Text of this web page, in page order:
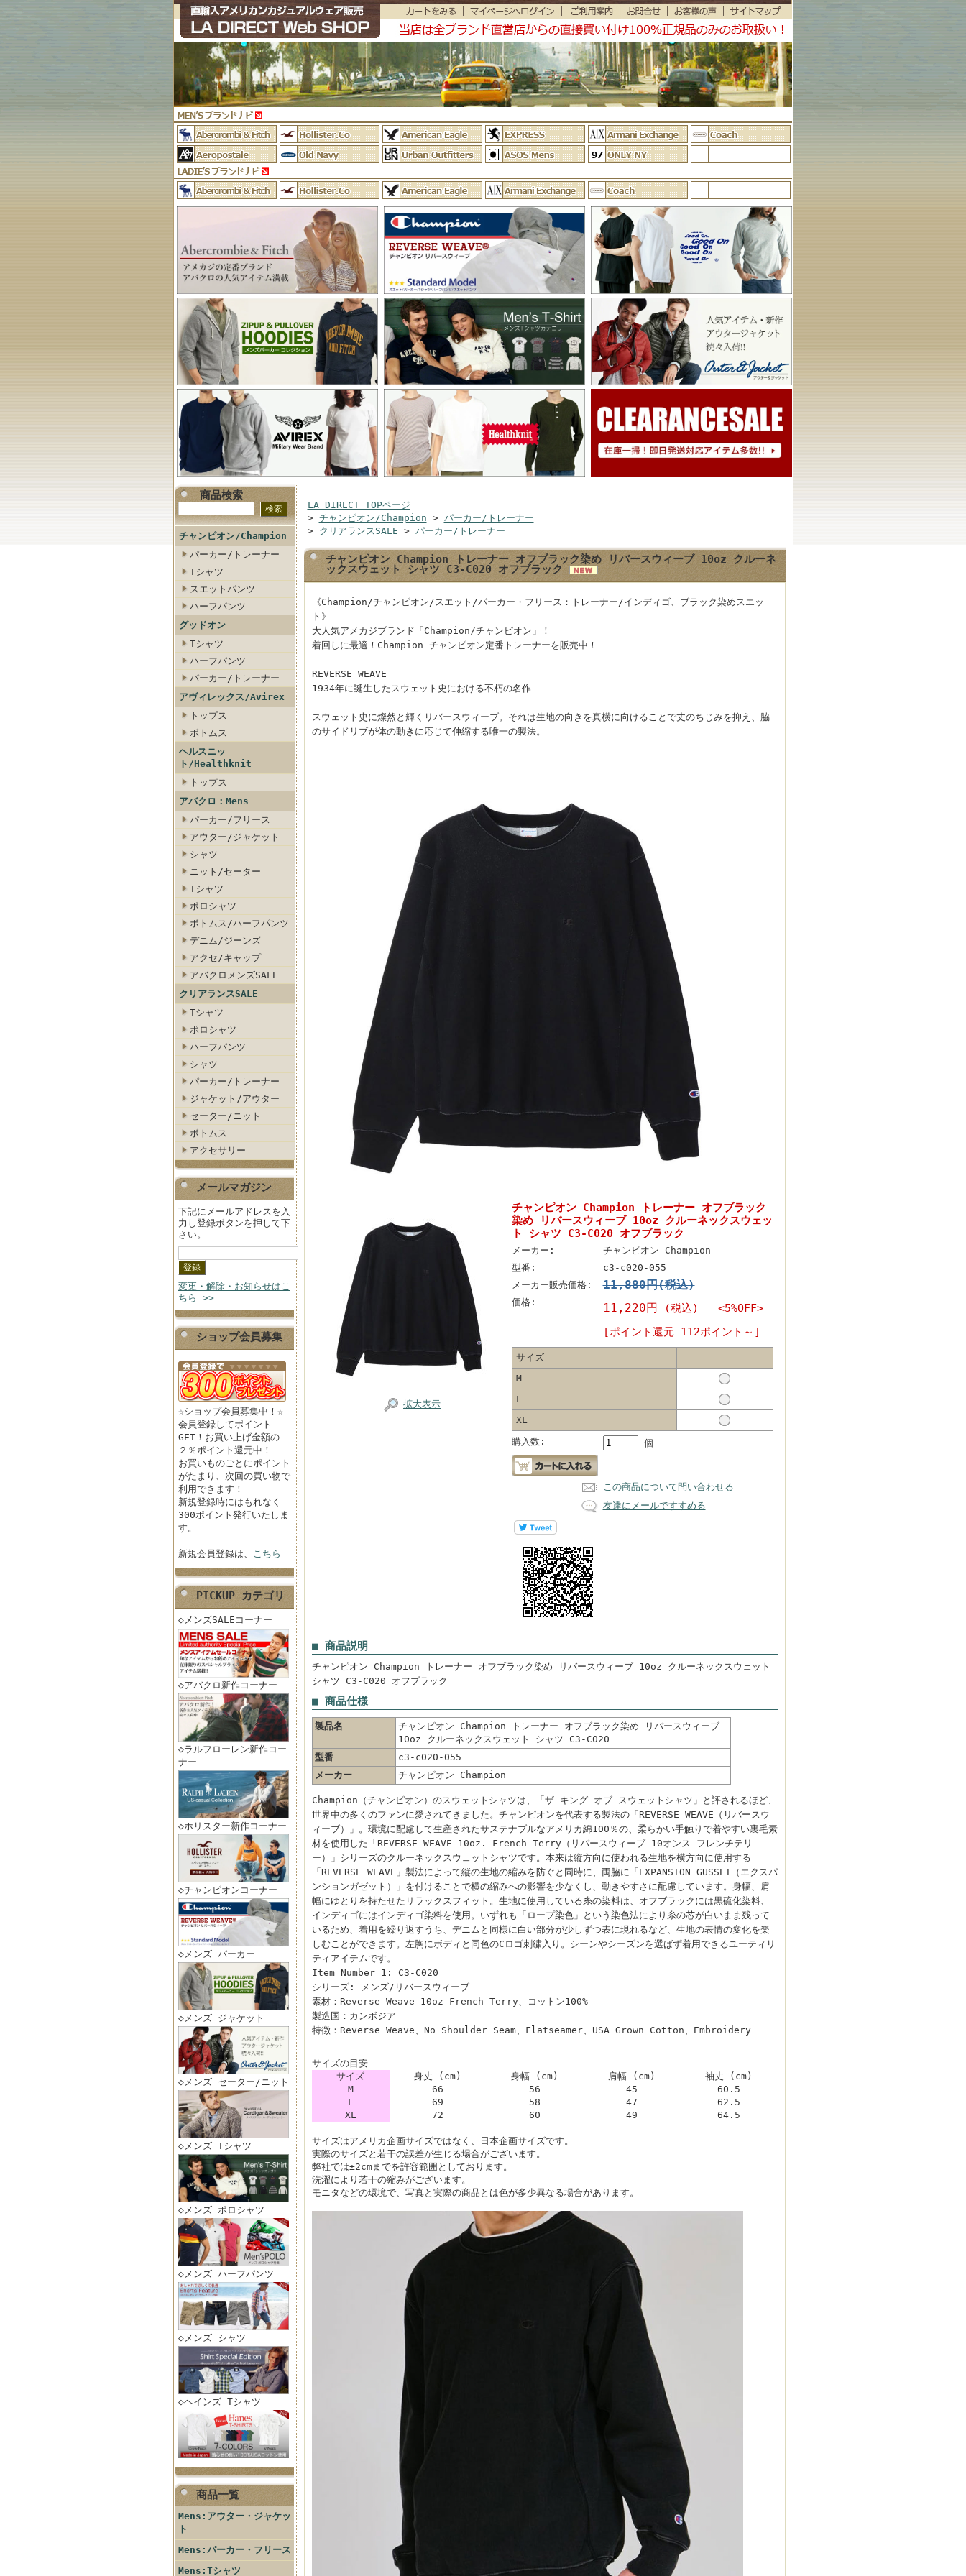
商品検索
チャンピオン/Champion
パーカー/トレーナー
Tシャツ
スエットパンツ
ハーフパンツ
グッドオン
Tシャツ
ハーフパンツ
パーカー/トレーナー
アヴィレックス/Avirex
トップス
ボトムス
ヘルスニッ
ト/Healthknit
トップス
アバクロ：Mens
パーカー/フリース
アウター/ジャケット
シャツ
ニット/セーター
Tシャツ
ポロシャツ
ボトムス/ハーフパンツ
デニム/ジーンズ
アクセ/キャップ
アバクロメンズSALE
クリアランスSALE
Tシャツ
ポロシャツ
ハーフパンツ
シャツ
パーカー/トレーナー
ジャケット/アウター
セーター/ニット
ボトムス
アクセサリー
メールマガジン
下記にメールアドレスを入
力し登録ボタンを押して下
さい。
変更・解除・お知らせはこ
ちら >>
ショップ会員募集
☆ショップ会員募集中！☆
会員登録してポイント
GET！お買い上げ金額の
２％ポイント還元中！
お買いものごとにポイント
がたまり、次回の買い物で
利用できます！
新規登録時にはもれなく
300ポイント発行いたしま
す。
新規会員登録は、 こちら
PICKUP カテゴリ
◇メンズSALEコーナー
◇アバクロ新作コーナー
◇ラルフローレン新作コー
ナー
◇ホリスター新作コーナー
◇チャンピオンコーナー
◇メンズ パーカー
◇メンズ ジャケット
◇メンズ セーター/ニット
◇メンズ Tシャツ
◇メンズ ポロシャツ
◇メンズ ハーフパンツ
◇メンズ シャツ
◇ヘインズ Tシャツ
商品一覧
Mens:アウター・ジャケッ
ト
Mens:パーカー・フリース
Mens:Tシャツ
LA DIRECT TOPページ
> チャンピオン/Champion > パーカー/トレーナー
> クリアランスSALE > パーカー/トレーナー
チャンピオン Champion トレーナー オフブラック染め リバースウィーブ 10oz クルーネ
ックスウェット シャツ C3-C020 オフブラック
《Champion/チャンピオン/スエット/パーカー・フリース：トレーナー/インディゴ、ブラック染めスエッ
ト》
大人気アメカジブランド「Champion/チャンピオン」！
着回しに最適！Champion チャンピオン定番トレーナーを販売中！
REVERSE WEAVE
1934年に誕生したスウェット史における不朽の名作
スウェット史に燦然と輝くリバースウィーブ。それは生地の向きを真横に向けることで丈のちじみを抑え、脇
のサイドリブが体の動きに応じて伸縮する唯一の製法。
拡大表示
チャンピオン Champion トレーナー オフブラック
染め リバースウィーブ 10oz クルーネックスウェッ
ト シャツ C3-C020 オフブラック
メーカー:
チャンピオン Champion
型番:
c3-c020-055
メーカー販売価格:
11,880円(税込)
価格: 11,220円 (税込) <5%OFF>
[ポイント還元 112ポイント～]
サイズ
M
L
XL
購入数:
個
この商品について問い合わせる
友達にメールですすめる
■ 商品説明
チャンピオン Champion トレーナー オフブラック染め リバースウィーブ 10oz クルーネックスウェット
シャツ C3-C020 オフブラック
■ 商品仕様
製品名
チャンピオン Champion トレーナー オフブラック染め リバースウィーブ
10oz クルーネックスウェット シャツ C3-C020
型番
c3-c020-055
メーカー
チャンピオン Champion
Champion（チャンピオン）のスウェットシャツは、「ザ キング オブ スウェットシャツ」と評されるほど、
世界中の多くのファンに愛されてきました。チャンピオンを代表する製法の「REVERSE WEAVE（リバースウ
ィーブ）」。環境に配慮して生産されたサステナブルなアメリカ綿100％の、柔らかい手触りで着やすい裏毛素
材を使用した「REVERSE WEAVE 10oz. French Terry（リバースウィーブ 10オンス フレンチテリ
ー）」シリーズのクルーネックスウェットシャツです。本来は縦方向に使われる生地を横方向に使用する
「REVERSE WEAVE」製法によって縦の生地の縮みを防ぐと同時に、両脇に「EXPANSION GUSSET（エクスパ
ンションガゼット）」を付けることで横の縮みへの影響を少なくし、動きやすさに配慮しています。身幅、肩
幅にゆとりを持たせたリラックスフィット。生地に使用している糸の染料は、オフブラックには黒硫化染料、
インディゴにはインディゴ染料を使用。いずれも「ロープ染色」という染色法により糸の芯が白いまま残って
いるため、着用を繰り返すうち、デニムと同様に白い部分が少しずつ表に現れるなど、生地の表情の変化を楽
しむことができます。左胸にボディと同色のCロゴ刺繍入り。シーンやシーズンを選ばず着用できるユーティリ
ティアイテムです。
Item Number 1: C3-C020
シリーズ: メンズ/リバースウィーブ
素材：Reverse Weave 10oz French Terry、コットン100%
製造国：カンボジア
特徴：Reverse Weave、No Shoulder Seam、Flatseamer、USA Grown Cotton、Embroidery
サイズの目安
サイズ
身丈 (cm) 身幅 (cm) 肩幅 (cm)
袖丈 (cm)
M
66 56 45
60.5
L
69 58 47
62.5
XL
72 60 49 64.5
サイズはアメリカ企画サイズではなく、日本企画サイズです。
実際のサイズと若干の誤差が生じる場合がございます。
弊社では±2cmまでを許容範囲としております。
洗濯により若干の縮みがございます。
モニタなどの環境で、写真と実際の商品とは色が多少異なる場合があります。